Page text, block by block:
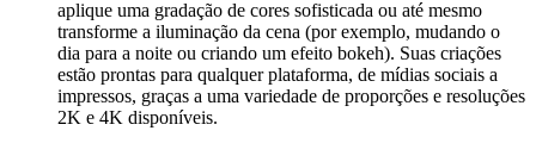
tecido bege
desgastado e
no chão.
Todos estão
olhando para
a frente,
manequim para
o vestido da
imagem.
forma
adequada no
formato 16:9
e premiada no
estilo de um
editorial de
moda. A
identidade das
cinco pessoas,
aplique uma gradação de cores sofisticada ou até mesmo
transforme a iluminação da cena (por exemplo, mudando o
dia para a noite ou criando um efeito bokeh). Suas criações
estão prontas para qualquer plataforma, de mídias sociais a
impressos, graças a uma variedade de proporções e resoluções
2K e 4K disponíveis.